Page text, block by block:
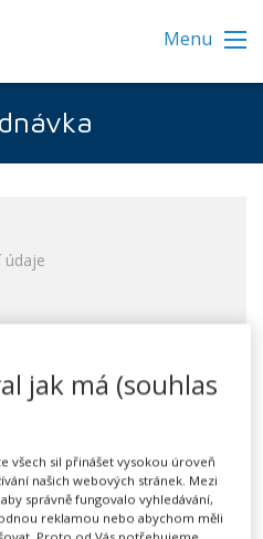
Menu
údaje
jak má (souhlas
všech sil přinášet vysokou úroveň
našich webových stránek. Mezi
správně fungovalo vyhledávání,
reklamou nebo abychom měli